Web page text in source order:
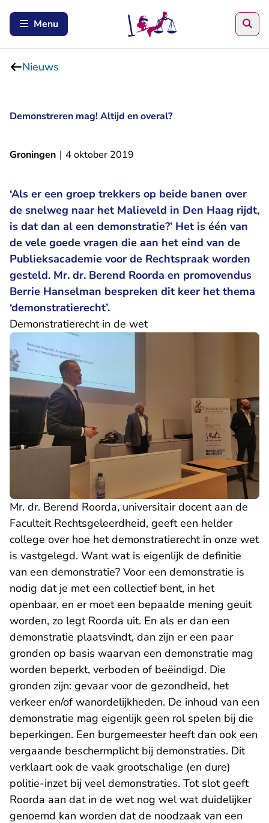
Menu
Nieuws
Demonstreren mag! Altijd en overal?
Groningen | 4 oktober 2019
‘Als er een groep trekkers op beide banen over
de snelweg naar het Malieveld in Den Haag rijdt,
is dat dan al een demonstratie?’ Het is één van
de vele goede vragen die aan het eind van de
Publieksacademie voor de Rechtspraak worden
gesteld. Mr. dr. Berend Roorda en promovendus
Berrie Hanselman bespreken dit keer het thema
‘demonstratierecht’.
Demonstratierecht in de wet
Mr. dr. Berend Roorda, universitair docent aan de
Faculteit Rechtsgeleerdheid, geeft een helder
college over hoe het demonstratierecht in onze wet
is vastgelegd. Want wat is eigenlijk de definitie
van een demonstratie? Voor een demonstratie is
nodig dat je met een collectief bent, in het
openbaar, en er moet een bepaalde mening geuit
worden, zo legt Roorda uit. En als er dan een
demonstratie plaatsvindt, dan zijn er een paar
gronden op basis waarvan een demonstratie mag
worden beperkt, verboden of beëindigd. Die
gronden zijn: gevaar voor de gezondheid, het
verkeer en/of wanordelijkheden. De inhoud van een
demonstratie mag eigenlijk geen rol spelen bij die
beperkingen. Een burgemeester heeft dan ook een
vergaande beschermplicht bij demonstraties. Dit
verklaart ook de vaak grootschalige (en dure)
politie-inzet bij veel demonstraties. Tot slot geeft
Roorda aan dat in de wet nog wel wat duidelijker
genoemd kan worden dat de noodzaak van een